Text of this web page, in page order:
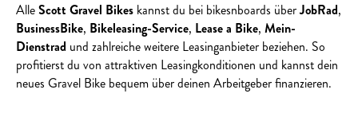
AlleScott Gravel Bikes kannst du bei bikesnboards überJobRad,
BusinessBike, Bikeleasing-Service, Lease a Bike, Mein-
Dienstrad und zahlreiche weitere Leasinganbieter beziehen. So
profitierst du von attraktiven Leasingkonditionen und kannst dein
neues Gravel Bike bequem über deinen Arbeitgeber finanzieren.